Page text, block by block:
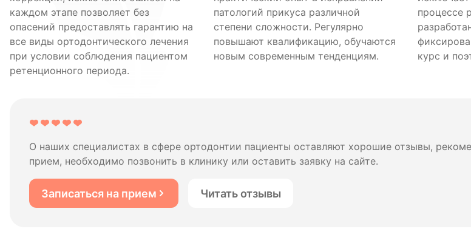
каждом этапе позволяет без
опасений предоставлять гарантию на
все виды ортодонтического лечения
при условии соблюдения пациентом
ретенционного периода.
патологий прикуса различной
степени сложности. Регулярно
повышают квалификацию, обучаются
новым современным тенденциям.
процессе
курс и
О наших специалистах в сфере ортодонтии пациенты оставляют хорошие отзывы,
прием, необходимо позвонить в клинику или оставить заявку на сайте.
Записаться на прием Читать отзывы